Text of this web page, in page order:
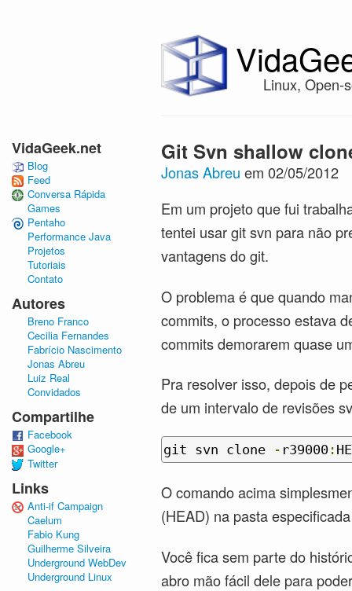
Linux, Open-
Git Svn shallow
Jonas Abreu em 02/05/2012
Em um projeto que fui
tentei usar git svn para não
vantagens do git.
O problema é que quando
commits, o processo estava
commits demorarem quase
Pra resolver isso, depois de
de um intervalo de revisões
git svn clone - r39000 :
O comando acima
(HEAD) na pasta
Você fica sem parte do
abro mão fácil dele para
VidaGeek.net
Blog
Feed
Conversa Rápida
Games
Pentaho
Performance Java
Projetos
Tutoriais
Contato
Autores
Breno Franco
Cecilia Fernandes
Fabrício Nascimento
Jonas Abreu
Luiz Real
Convidados
Compartilhe
Facebook
Google+
Twitter
Links
Anti-if Campaign
Caelum
Fabio Kung
Guilherme Silveira
Underground WebDev
Underground Linux